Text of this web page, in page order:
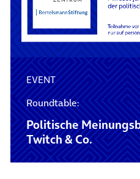
EVENT
Roundtable:
Politische
Twitch & Co.